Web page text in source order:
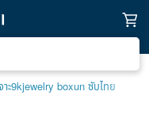
าะ9kjewelry boxun ซับไทย